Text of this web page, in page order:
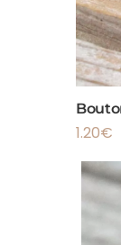
1.20€